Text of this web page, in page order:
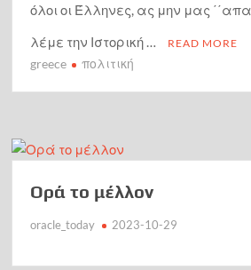
όλοι οι Έλληνες, ας μην μας
λέμε την Ιστορική …
READ MORE
greece πολιτική
Ορά το μέλλον
oracle_today 2023-10-29